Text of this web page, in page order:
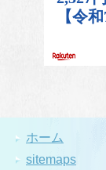
ホーム
sitemaps